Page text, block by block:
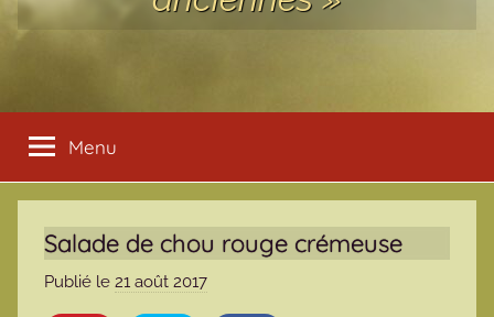
Menu
Salade de chou rouge crémeuse
Publié le 21 août 2017